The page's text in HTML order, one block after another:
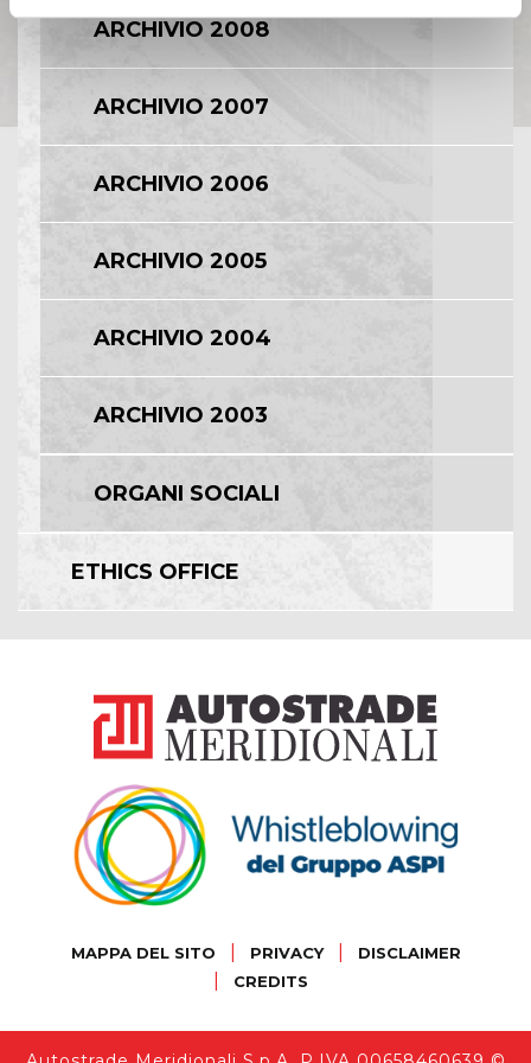
ARCHIVIO 2008
ARCHIVIO 2007
ARCHIVIO 2006
ARCHIVIO 2005
ARCHIVIO 2004
ARCHIVIO 2003
ORGANI SOCIALI
ETHICS OFFICE
MAPPA DEL SITO PRIVACY DISCLAIMER
CREDITS